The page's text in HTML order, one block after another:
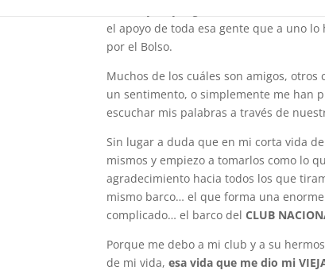
» No hay mayor gratificación, ante
el apoyo de toda esa gente que a uno
por el Bolso.
Muchos de los cuáles son amigos,
un sentimento, o simplemente me han
escuchar mis palabras a través de
Sin lugar a duda que en mi corta vida
mismos y empiezo a tomarlos como lo
agradecimiento hacia todos los que
mismo barco… el que forma una
complicado… el barco delCLUB
Porque me debo a mi club y a su
de mi vida,esa vida que me dio mi